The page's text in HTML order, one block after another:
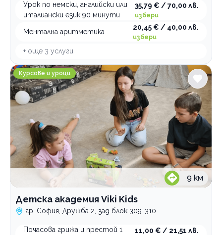
Урок по немски, английски или
италиански език 90 минути
35,79 € / 70,00 лв.
избери
Ментална аритметика
20,45 € / 40,00 лв.
избери
+ още 3 услуги
Детска академия Viki Kids
Курсове и уроци
9 км
Детска академия Viki Kids
гр. София, Дружба 2, зад блок 309-310
Почасова грижа и престой 1
11,00 € / 21,51 лв.